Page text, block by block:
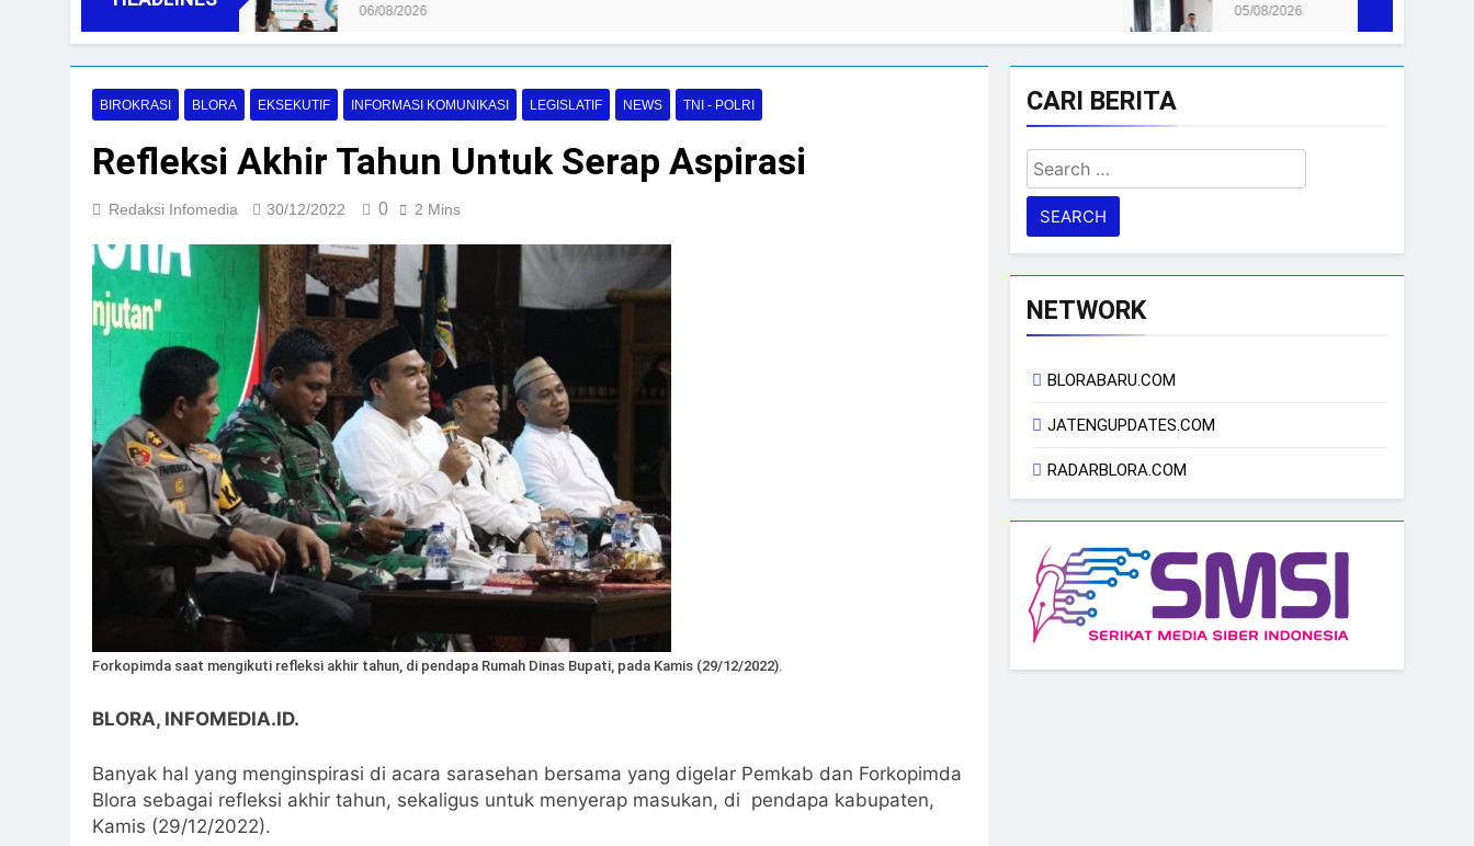
06/08/2026 05/08/2026
BIROKRASI BLORA EKSEKUTIF INFORMASI KOMUNIKASI LEGISLATIF NEWS TNI - POLRI
Refleksi Akhir Tahun Untuk Serap Aspirasi
Redaksi Infomedia 30/12/2022 0 2 Mins
Forkopimda saat mengikuti refleksi akhir tahun, di pendapa Rumah Dinas Bupati, pada Kamis (29/12/2022).
BLORA, INFOMEDIA.ID.
Banyak hal yang menginspirasi di acara sarasehan bersama yang digelar Pemkab dan Forkopimda
Blora sebagai refleksi akhir tahun, sekaligus untuk menyerap masukan, di pendapa kabupaten,
Kamis (29/12/2022).
CARI BERITA
Search
for:
NETWORK
BLORABARU.COM
JATENGUPDATES.COM
RADARBLORA.COM